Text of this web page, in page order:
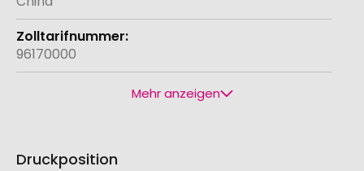
96170000
Mehr anzeigen
Druckposition